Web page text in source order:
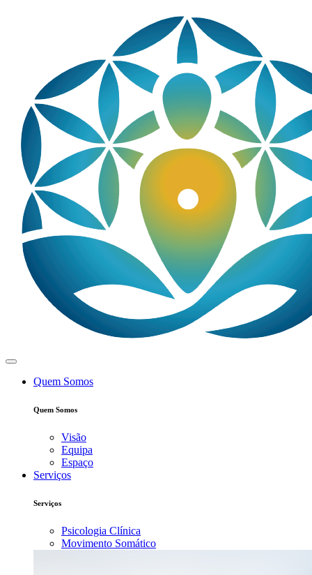
Quem Somos
Quem Somos
Visão
Equipa
Espaço
Serviços
Serviços
Psicologia Clínica
Movimento Somático